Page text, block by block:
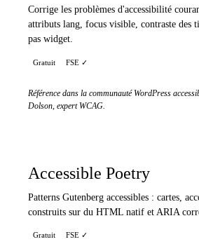
Corrige les problèmes d'accessibilité
attributs lang, focus visible, contraste des
pas widget.
Gratuit FSE ✓
Référence dans la communauté WordPress
Dolson, expert WCAG.
Accessible Poetry
Patterns Gutenberg accessibles : cartes,
construits sur du HTML natif et ARIA
Gratuit FSE ✓